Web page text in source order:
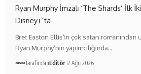
Ryan Murphy İmzalı ‘The Shards’ İlk
Disney+’ta
Bret Easton Ellis’in çok satan romanından
Ryan Murphy’nin yapımcılığında…
TarafındanEditör 7 Ağu 2026